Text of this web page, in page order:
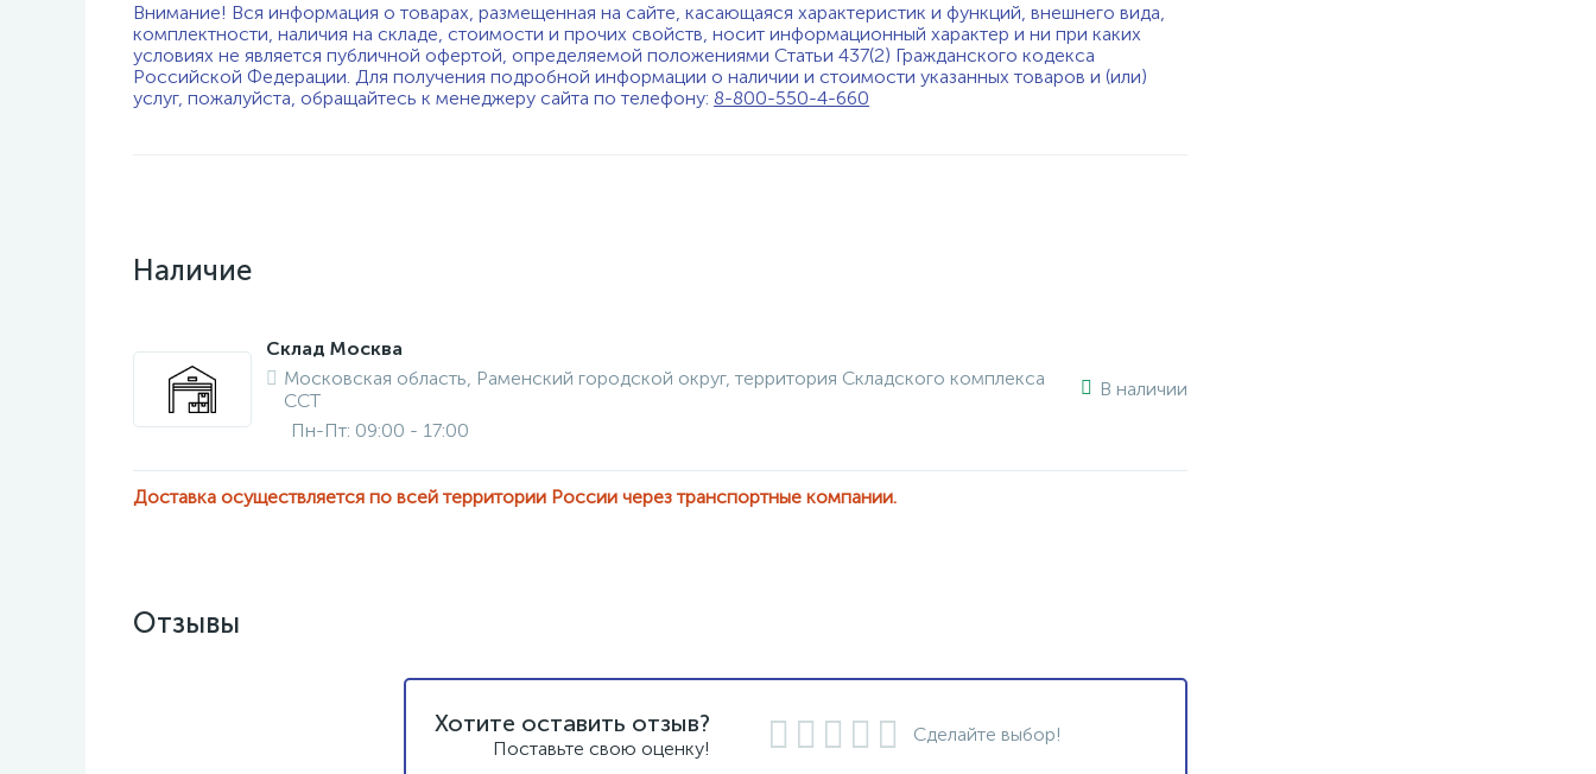
Внимание! Вся информация о товарах, размещенная на сайте, касающаяся характеристик и функций, внешнего вида,
комплектности, наличия на складе, стоимости и прочих свойств, носит информационный характер и ни при каких
условиях не является публичной офертой, определяемой положениями Статьи 437(2) Гражданского кодекса
Российской Федерации. Для получения подробной информации о наличии и стоимости указанных товаров и (или)
услуг, пожалуйста, обращайтесь к менеджеру сайта по телефону: 8-800-550-4-660
Наличие
Склад Москва
Московская область, Раменский городской округ, территория Складского комплекса
ССТ
Пн-Пт: 09:00 - 17:00
В наличии
Доставка осуществляется по всей территории России через транспортные компании.
Отзывы
Хотите оставить отзыв?
Поставьте свою оценку!
Сделайте выбор!